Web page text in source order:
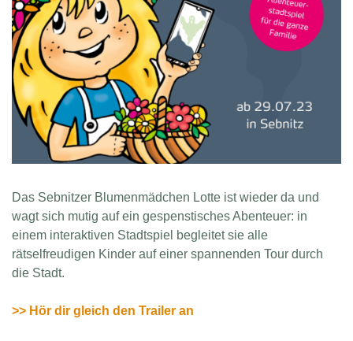
Das Sebnitzer Blumenmädchen Lotte ist wieder da und
wagt sich mutig auf ein gespenstisches Abenteuer: in
einem interaktiven Stadtspiel begleitet sie alle
rätselfreudigen Kinder auf einer spannenden Tour durch
die Stadt.
>> Hör dir gleich den Trailer an